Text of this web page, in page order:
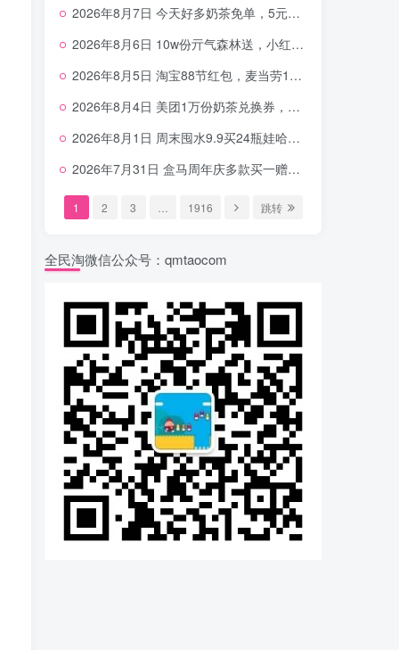
2026年8月7日 今天好多奶茶免单，5元农行省钱卡，京东抢0.01沪上，邮储5.88元等
2026年8月6日 10w份亓气森林送，小红书12元无门槛，中行电费30-10，0元柠檬水+0撸汉堡等
2026年8月5日 淘宝88节红包，麦当劳150万份柠檬水，三万份瑞幸免单，霸王9万份0.01券等
2026年8月4日 美团1万份奶茶兑换券，农行5E卡，中行支付超给利，美团领18个冰激凌，小米每天领2-6元等等
2026年8月1日 周末囤水9.9买24瓶娃哈哈，建行100元京东券，移动5元话费，麦当劳甜筒，交行立减金等
2026年7月31日 盒马周年庆多款买一赠一，饿了么拆红包，建行30立减金，农行领10元刷卡金等
1 2 3 1916 跳转
全民淘微信公众号：qmtaocom